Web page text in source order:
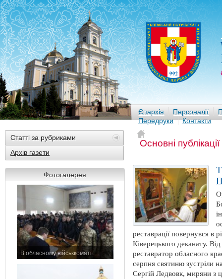
Єпархія Персоналії
Передруки
Контакти
Статті за рубриками
Архів газети
Фотогалерея
В обласному військкоматі
Основні
реставрації повернувся в
Ківерецького деканату.
реставратор обласного
серпня святиню зустріли
Сергій Ледвовк, миряни з